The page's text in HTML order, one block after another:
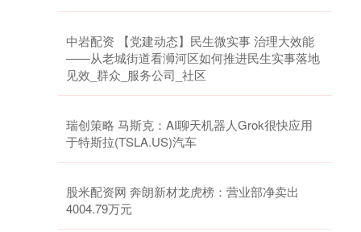
中岩配资 【党建动态】民生微实事 治理大效能
——从老城街道看浉河区如何推进民生实事落地
见效_群众_服务公司_社区
瑞创策略 马斯克：AI聊天机器人Grok很快应用
于特斯拉(TSLA.US)汽车
股米配资网 奔朗新材龙虎榜：营业部净卖出
4004.79万元